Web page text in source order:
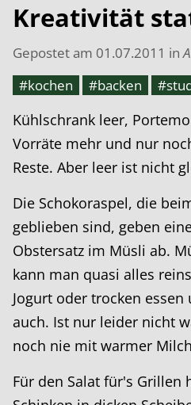
Kreativität
Gepostet am 01.07.2011 in
#kochen
#backen
Kühlschrank leer,
Vorräte mehr und nur
Reste. Aber leer ist nicht
Die Schokoraspel, die
geblieben sind, geben
Obstersatz im Müsli ab.
kann man quasi alles
Jogurt oder trocken
auch. Ist nur leider nicht
noch nie mit warmer
Für den Salat für's Grillen